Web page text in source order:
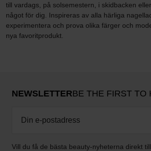
till vardags, på solsemestern, i skidbacken
något för dig. Inspireras av alla härliga
experimentera och prova olika färger och
nya favoritprodukt.
NEWSLETTERBE THE FIRST TO
Vill du få de bästa beauty-nyheterna direkt